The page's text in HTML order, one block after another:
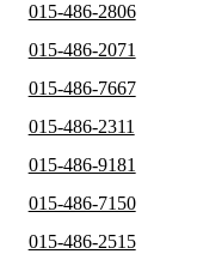
015-486-2806
015-486-2071
015-486-7667
015-486-2311
015-486-9181
015-486-7150
015-486-2515